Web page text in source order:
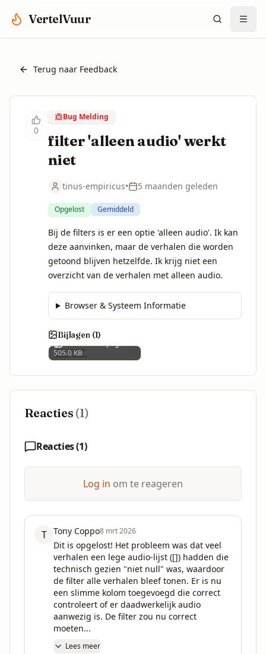
VertelVuur
Terug naar Feedback
0
Bug Melding
filter 'alleen audio' werkt
niet
tinus-empiricus• 5 maanden geleden
Opgelost Gemiddeld
Bij de filters is er een optie 'alleen audio'. Ik kan
deze aanvinken, maar de verhalen die worden
getoond blijven hetzelfde. Ik krijg niet een
overzicht van de verhalen met alleen audio.
Browser & Systeem Informatie
Bijlagen (1)
1000013783.png
505.0 KB
Reacties (1)
Reacties (1)
Log in om te reageren
T Tony Coppo8 mrt 2026
Dit is opgelost! Het probleem was dat veel
verhalen een lege audio-lijst ([]) hadden die
technisch gezien "niet null" was, waardoor
de filter alle verhalen bleef tonen. Er is nu
een slimme kolom toegevoegd die correct
controleert of er daadwerkelijk audio
aanwezig is. De filter zou nu correct
moeten...
Lees meer